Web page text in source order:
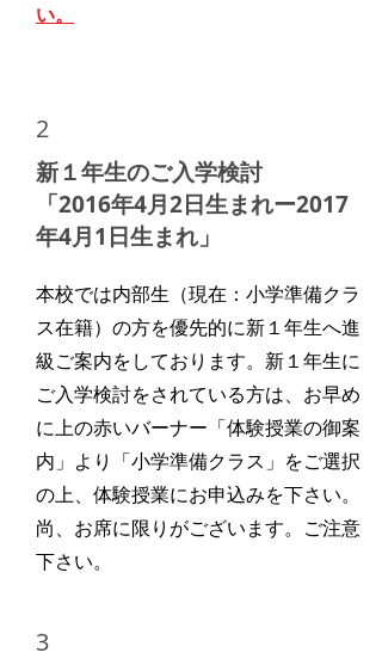
い。
2
新１年生​のご入学検討
「2016年4月2日生まれー2017
年4月1日生まれ」
本校では内部生（現在：小学準備クラ
ス在籍）の方を優先的に新１年生へ進
級ご案内をしております。新１年生に
ご入学検討をされている方は、お早め
に上の赤いバーナー「体験授業の御案
内」より「小学準備クラス」をご選択
の上、体験授業にお申込みを下さい。
尚、お席に限りがございます。ご注意
下さい。
3